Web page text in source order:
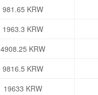
981.65 KRW
1963.3 KRW
4908.25 KRW
9816.5 KRW
19633 KRW